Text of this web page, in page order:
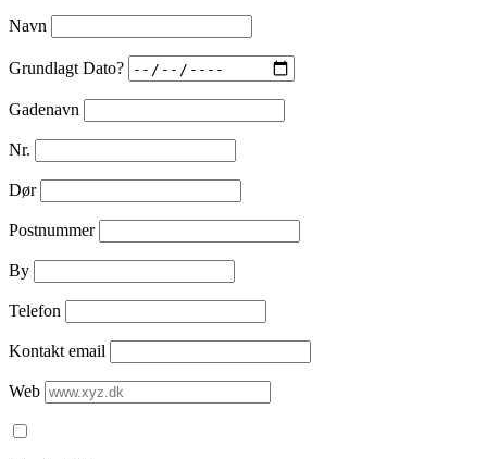
Navn
Grundlagt Dato?
Gadenavn
Nr.
Dør
Postnummer
By
Telefon
Kontakt email
Web